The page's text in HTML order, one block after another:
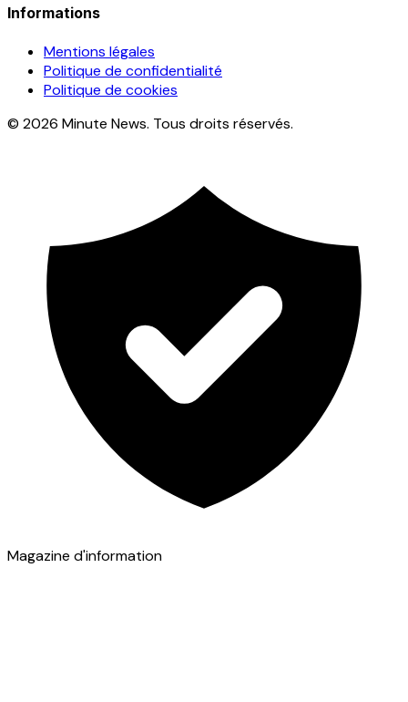
Informations
Mentions légales
Politique de confidentialité
Politique de cookies
© 2026 Minute News. Tous droits réservés.
Magazine d'information